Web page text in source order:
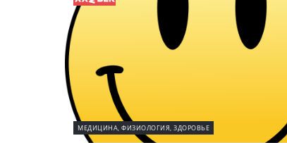
МЕДИЦИНА, ФИЗИОЛОГИЯ, ЗДОРОВЬЕ